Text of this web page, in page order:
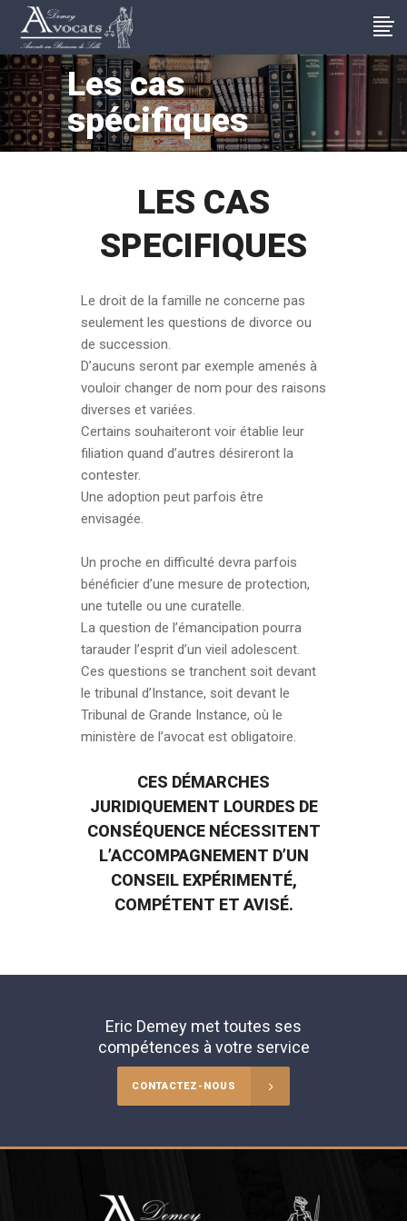
Les cas
spécifiques
LES CAS
SPECIFIQUES
Le droit de la famille ne concerne pas
seulement les questions de divorce ou
de succession.
D’aucuns seront par exemple amenés à
vouloir changer de nom pour des raisons
diverses et variées.
Certains souhaiteront voir établie leur
filiation quand d’autres désireront la
contester.
Une adoption peut parfois être
envisagée.
Un proche en difficulté devra parfois
bénéficier d’une mesure de protection,
une tutelle ou une curatelle.
La question de l’émancipation pourra
tarauder l’esprit d’un vieil adolescent.
Ces questions se tranchent soit devant
le tribunal d’Instance, soit devant le
Tribunal de Grande Instance, où le
ministère de l’avocat est obligatoire.
CES DÉMARCHES
JURIDIQUEMENT LOURDES DE
CONSÉQUENCE NÉCESSITENT
L’ACCOMPAGNEMENT D’UN
CONSEIL EXPÉRIMENTÉ,
COMPÉTENT ET AVISÉ.
Eric Demey met toutes ses
compétences à votre service
CONTACTEZ-NOUS